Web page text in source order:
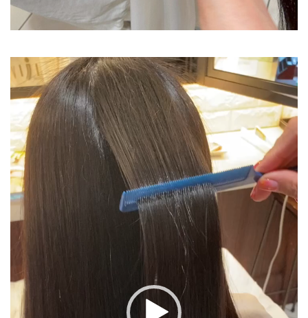
動
画
プ
ー
ヤ
ー